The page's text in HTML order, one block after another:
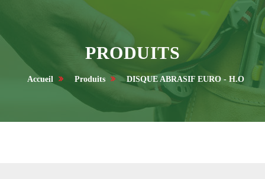
PRODUITS
Accueil Produits DISQUE ABRASIF EURO - H.O